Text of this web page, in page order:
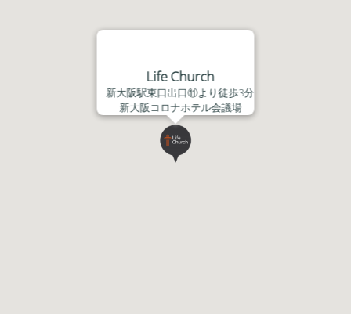
Life Church
新大阪駅東口出口⑪より徒歩3分
新大阪コロナホテル会議場